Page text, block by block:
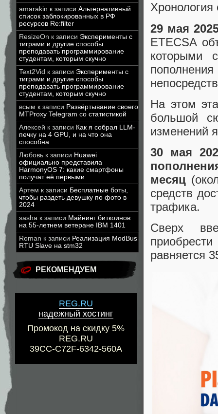
amarakin к записи Альтернативный
список заблокированных в РФ
ресурсов Re:filter
ResizeOn к записи Эксперименты с
тиграми и другие способы
преподавать программирование
студентам, которым скучно
Text2Vid к записи Эксперименты с
тиграми и другие способы
преподавать программирование
студентам, которым скучно
всым к записи Развёртывание своего
MTProxy Telegram со статистикой
Алексей к записи Как я собрал LLM-
печку на 4 GPU, и на что она
способна
Любовь к записи Huawei
официально представила
HarmonyOS 7: какие смартфоны
получат её первыми
Артем к записи Бесплатные боты,
чтобы раздеть девушку по фото в
2024
sasha к записи Майнинг биткоинов
на 55-летнем ветеране IBM 1401
Roman к записи Реализация ModBus
RTU Slave на stm32
РЕКОМЕНДУЕМ
REG.RU
надежный хостинг
Промокод на скидку 5%
REG.RU
39CC-C72F-6342-560A
Хронология
29 мая
ETECSA
которыми
На этом
большой
изменений
30 мая
месяц
средств
трафика.
Сверх
равняется